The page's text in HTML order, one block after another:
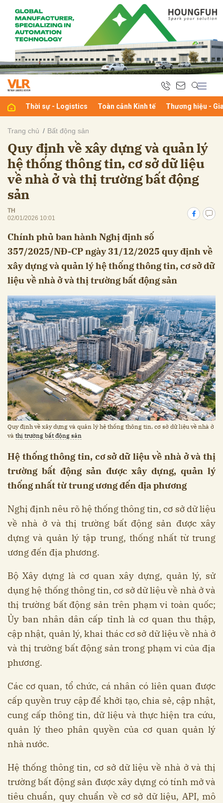
Thời sự - Logistics Toàn cảnh Kinh tế Thương hiệu -
Trang chủ Bất động sản
Quy định về xây dựng và quản lý
hệ thống thông tin, cơ sở dữ liệu
về nhà ở và thị trường bất động
sản
TH
02/01/2026 10:01
Chính phủ ban hành Nghị định số
357/2025/NĐ-CP ngày 31/12/2025 quy định về
xây dựng và quản lý hệ thống thông tin, cơ sở dữ
liệu về nhà ở và thị trường bất động sản
Quy định về xây dựng và quản lý hệ thống thông tin, cơ sở dữ liệu về nhà ở
và thị trường bất động sản
Hệ thống thông tin, cơ sở dữ liệu về nhà ở và thị
trường bất động sản được xây dựng, quản lý
thống nhất từ trung ương đến địa phương
Nghị định nêu rõ hệ thống thông tin, cơ sở dữ liệu
về nhà ở và thị trường bất động sản được xây
dựng và quản lý tập trung, thống nhất từ trung
ương đến địa phương.
Bộ Xây dựng là cơ quan xây dựng, quản lý, sử
dụng hệ thống thông tin, cơ sở dữ liệu về nhà ở và
thị trường bất động sản trên phạm vi toàn quốc;
Ủy ban nhân dân cấp tỉnh là cơ quan thu thập,
cập nhật, quản lý, khai thác cơ sở dữ liệu về nhà ở
và thị trường bất động sản trong phạm vi của địa
phương.
Các cơ quan, tổ chức, cá nhân có liên quan được
cấp quyền truy cập để khởi tạo, chia sẻ, cập nhật,
cung cấp thông tin, dữ liệu và thực hiện tra cứu,
quản lý theo phân quyền của cơ quan quản lý
nhà nước.
Hệ thống thông tin, cơ sở dữ liệu về nhà ở và thị
trường bất động sản được xây dựng có tính mở và
tiêu chuẩn, quy chuẩn về cơ sở dữ liệu, API, mô
luận
Hủy